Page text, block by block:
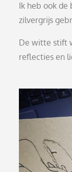
Ik heb ook
zilvergrijs
De witte stift
reflecties en